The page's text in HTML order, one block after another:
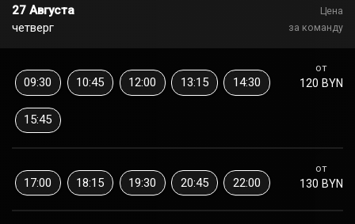
27 Августа
четверг
Цена
за команду
от
120 BYN
09:30 10:45 12:00 13:15 14:30
15:45
от
130 BYN
17:00 18:15 19:30 20:45 22:00